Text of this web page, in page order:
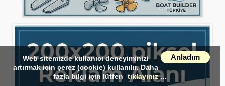
Anladım
Web sitemizde kullanıcı deneyiminizi
artırmak için çerez (cookie) kullanılır. Daha
fazla bilgi için lütfen
tıklayınız ...